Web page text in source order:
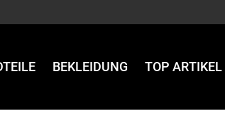
BEKLEIDUNG TOP ARTIKEL